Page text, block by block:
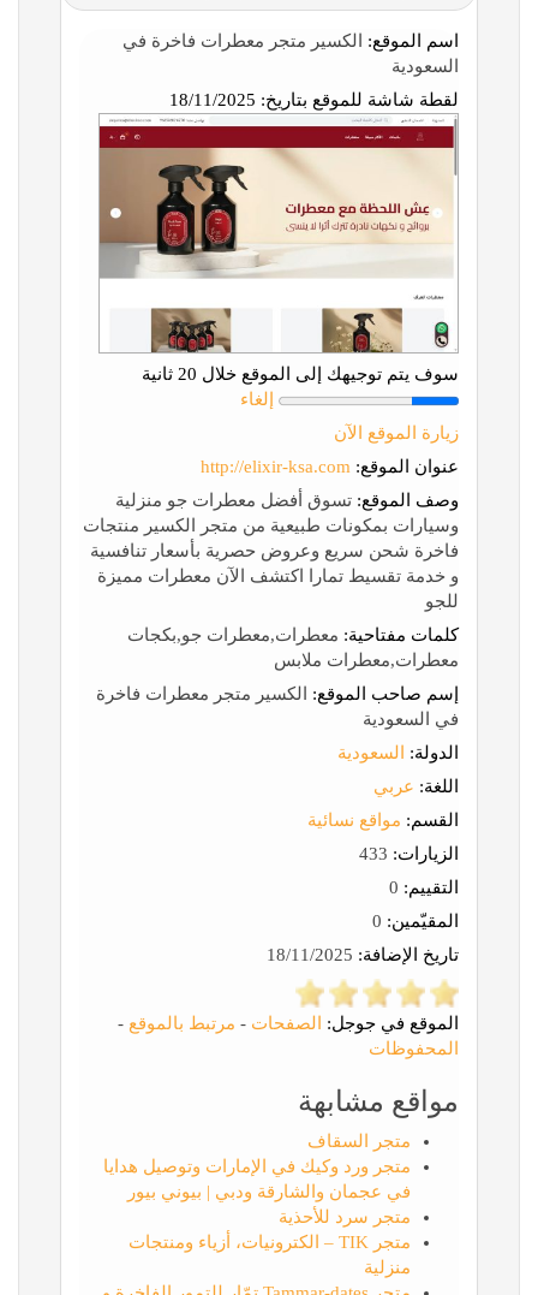
اسم الموقع: الكسير متجر معطرات فاخرة في
السعودية
لقطة شاشة للموقع بتاريخ:
سوف يتم توجيهك إلى الموقع خلال 20 ثانية
إلغاء
زيارة الموقع الآن
عنوان الموقع: http://elixir-ksa.com
وصف الموقع: تسوق أفضل معطرات جو منزلية
وسيارات بمكونات طبيعية من متجر الكسير منتجات
فاخرة شحن سريع وعروض حصرية بأسعار تنافسية
و خدمة تقسيط تمارا اكتشف الآن معطرات مميزة
للجو
كلمات مفتاحية: معطرات,معطرات جو,بكجات
معطرات,معطرات ملابس
إسم صاحب الموقع: الكسير متجر معطرات فاخرة
في السعودية
الدولة:
السعودية
اللغة: عربي
القسم: مواقع نسائية
الزيارات:
التقييم:
المقيّمين:
تاريخ الإضافة:
الموقع في جوجل: الصفحات - مرتبط بالموقع -
المحفوظات
مواقع مشابهة
متجر السقاف
متجر ورد وكيك في الإمارات وتوصيل هدايا
في عجمان والشارقة ودبي | بيوني بيور
متجر سرد للأحذية
متجر TIK – الكترونيات، أزياء ومنتجات
منزلية